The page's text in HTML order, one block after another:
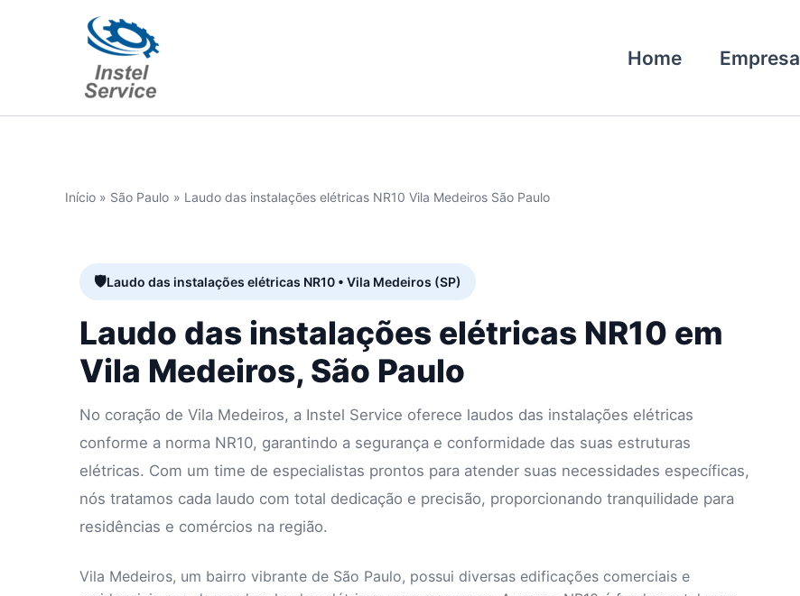
Home Empresa
Início São Paulo Laudo das instalações elétricas NR10 Vila Medeiros São Paulo
Laudo das instalações elétricas NR10 • Vila Medeiros (SP)
Laudo das instalações elétricas NR10 em
Vila Medeiros, São Paulo
No coração de Vila Medeiros, a Instel Service oferece laudos das instalações elétricas
conforme a norma NR10, garantindo a segurança e conformidade das suas estruturas
elétricas. Com um time de especialistas prontos para atender suas necessidades específicas,
nós tratamos cada laudo com total dedicação e precisão, proporcionando tranquilidade para
residências e comércios na região.
Vila Medeiros, um bairro vibrante de São Paulo, possui diversas edificações comerciais e